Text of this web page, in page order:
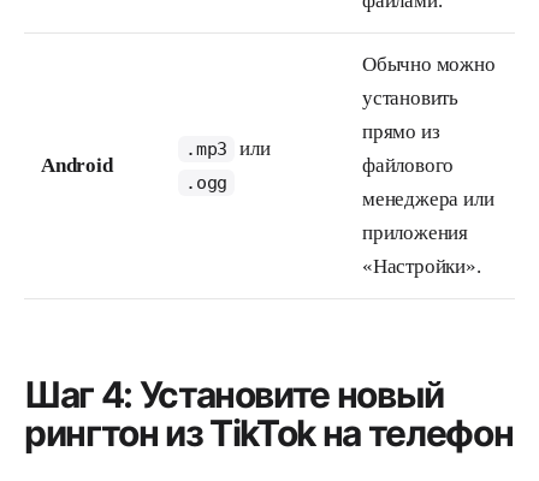
Android
.mp3 или
.ogg
Обычно можно
установить
прямо из
файлового
менеджера или
приложения
«Настройки».
Шаг 4: Установите новый
рингтон из TikTok на телефон